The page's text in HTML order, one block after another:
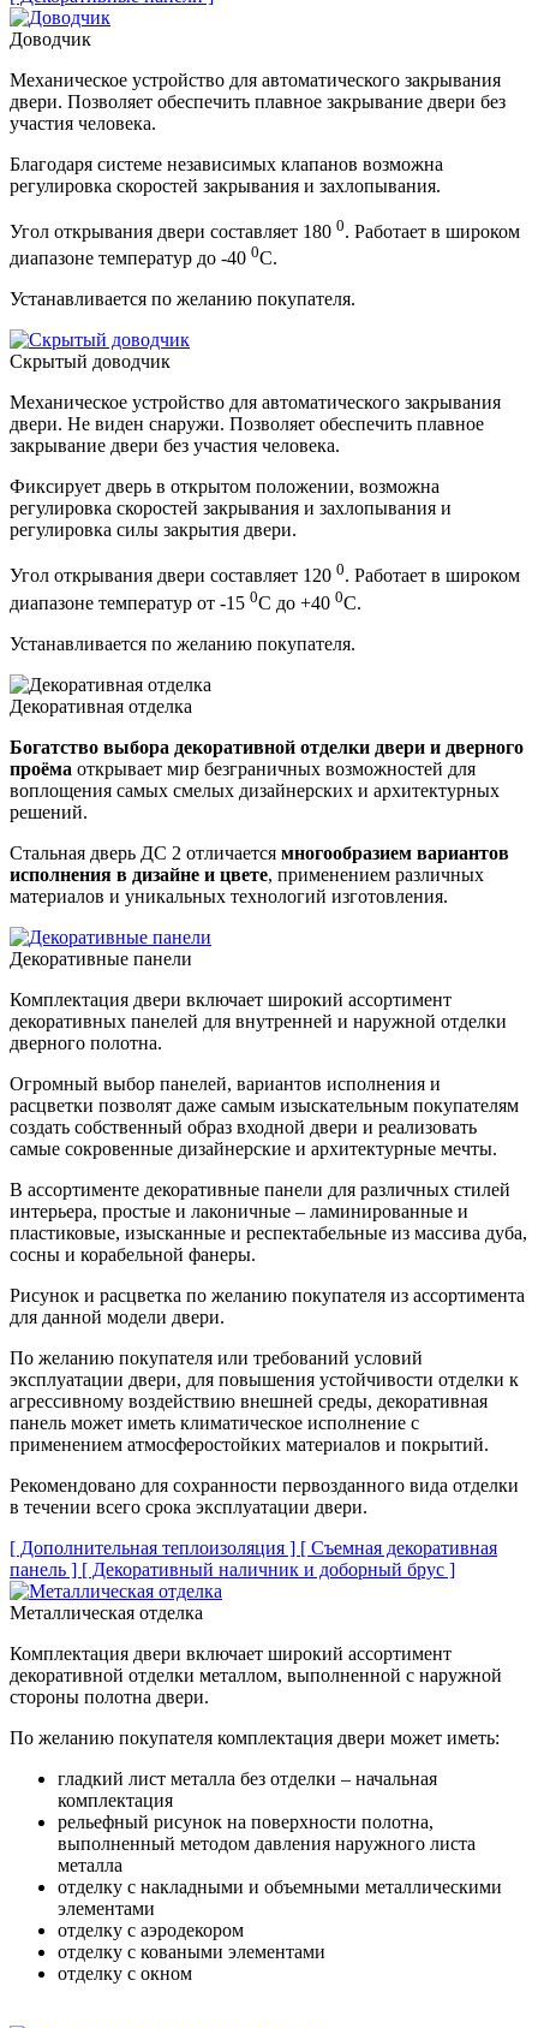
Доводчик
Механическое устройство для автоматического закрывания
двери. Позволяет обеспечить плавное закрывание двери без
участия человека.
Благодаря системе независимых клапанов возможна
регулировка скоростей закрывания и захлопывания.
Угол открывания двери составляет 180 0. Работает в широком
диапазоне температур до -40 0С.
Устанавливается по желанию покупателя.
Скрытый доводчик
Механическое устройство для автоматического закрывания
двери. Не виден снаружи. Позволяет обеспечить плавное
закрывание двери без участия человека.
Фиксирует дверь в открытом положении, возможна
регулировка скоростей закрывания и захлопывания и
регулировка силы закрытия двери.
Угол открывания двери составляет 120 0. Работает в широком
диапазоне температур от -15 0С до +40 0С.
Устанавливается по желанию покупателя.
Декоративная отделка
Богатство выбора декоративной отделки двери и дверного
проёма открывает мир безграничных возможностей для
воплощения самых смелых дизайнерских и архитектурных
решений.
Стальная дверь ДС 2 отличается многообразием вариантов
исполнения в дизайне и цвете, применением различных
материалов и уникальных технологий изготовления.
Декоративные панели
Комплектация двери включает широкий ассортимент
декоративных панелей для внутренней и наружной отделки
дверного полотна.
Огромный выбор панелей, вариантов исполнения и
расцветки позволят даже самым изыскательным покупателям
создать собственный образ входной двери и реализовать
самые сокровенные дизайнерские и архитектурные мечты.
В ассортименте декоративные панели для различных стилей
интерьера, простые и лаконичные – ламинированные и
пластиковые, изысканные и респектабельные из массива дуба,
сосны и корабельной фанеры.
Рисунок и расцветка по желанию покупателя из ассортимента
для данной модели двери.
По желанию покупателя или требований условий
эксплуатации двери, для повышения устойчивости отделки к
агрессивному воздействию внешней среды, декоративная
панель может иметь климатическое исполнение с
применением атмосферостойких материалов и покрытий.
Рекомендовано для сохранности первозданного вида отделки
в течении всего срока эксплуатации двери.
[ Дополнительная теплоизоляция ] [ Съемная декоративная
панель ] [ Декоративный наличник и доборный брус ]
Металлическая отделка
Комплектация двери включает широкий ассортимент
декоративной отделки металлом, выполненной с наружной
стороны полотна двери.
По желанию покупателя комплектация двери может иметь:
гладкий лист металла без отделки – начальная
комплектация
рельефный рисунок на поверхности полотна,
выполненный методом давления наружного листа
металла
отделку с накладными и объемными металлическими
элементами
отделку с аэродекором
отделку с коваными элементами
отделку с окном